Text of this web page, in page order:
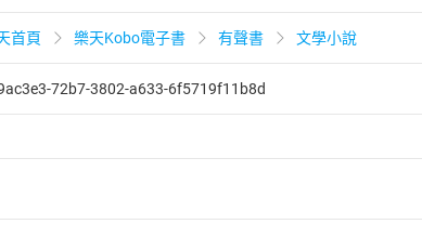
首頁 樂天Kobo電子書 有聲書 文學小說
72b7-3802-a633-6f5719f11b8d